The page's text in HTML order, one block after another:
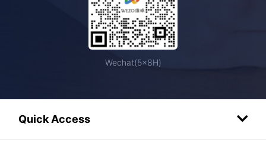
Wechat(5×8H)
Quick Access